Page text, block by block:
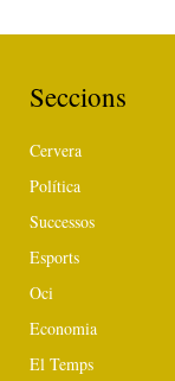
Seccions
Cervera
Política
Successos
Esports
Oci
Economia
El Temps